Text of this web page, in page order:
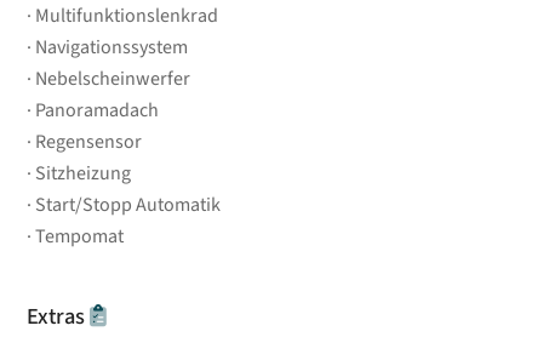
Multifunktionslenkrad
Navigationssystem
Nebelscheinwerfer
Panoramadach
Regensensor
Sitzheizung
Start/Stopp Automatik
Tempomat
Extras